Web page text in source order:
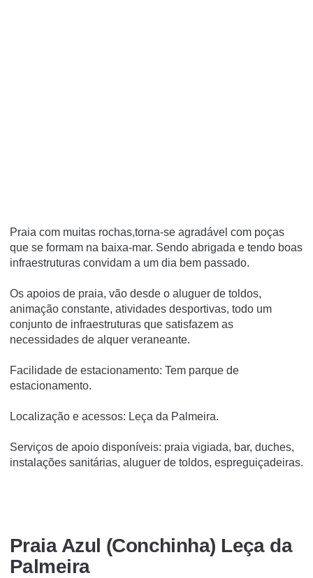
Praia com muitas rochas,torna-se agradável com poças
que se formam na baixa-mar. Sendo abrigada e tendo boas
infraestruturas convidam a um dia bem passado.
Os apoios de praia, vão desde o aluguer de toldos,
animação constante, atividades desportivas, todo um
conjunto de infraestruturas que satisfazem as
necessidades de alquer veraneante.
Facilidade de estacionamento: Tem parque de
estacionamento.
Localização e acessos: Leça da Palmeira.
Serviços de apoio disponíveis: praia vigiada, bar, duches,
instalações sanitárias, aluguer de toldos, espreguiçadeiras.
Praia Azul (Conchinha) Leça da
Palmeira